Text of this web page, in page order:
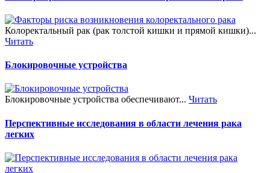
Колоректальный рак (рак толстой кишки и прямой кишки)...
Читать
Блокировочные устройства
Блокировочные устройства обеспечивают... Читать
Перспективные исследования в области лечения рака
легких